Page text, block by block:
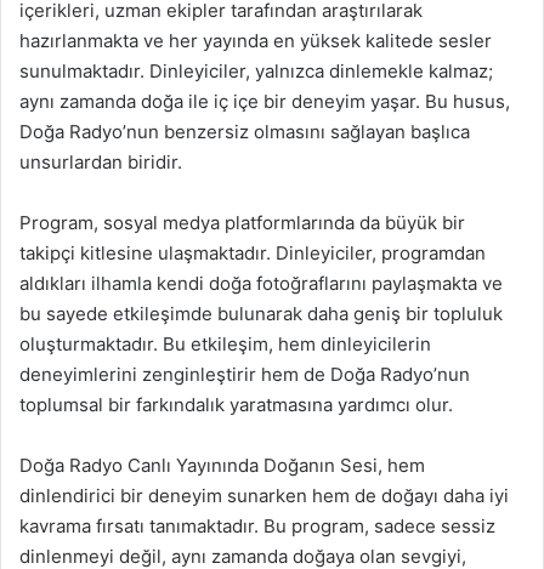
içerikleri, uzman ekipler tarafından araştırılarak
hazırlanmakta ve her yayında en yüksek kalitede sesler
sunulmaktadır. Dinleyiciler, yalnızca dinlemekle kalmaz;
aynı zamanda doğa ile iç içe bir deneyim yaşar. Bu husus,
Doğa Radyo’nun benzersiz olmasını sağlayan başlıca
unsurlardan biridir.
Program, sosyal medya platformlarında da büyük bir
takipçi kitlesine ulaşmaktadır. Dinleyiciler, programdan
aldıkları ilhamla kendi doğa fotoğraflarını paylaşmakta ve
bu sayede etkileşimde bulunarak daha geniş bir topluluk
oluşturmaktadır. Bu etkileşim, hem dinleyicilerin
deneyimlerini zenginleştirir hem de Doğa Radyo’nun
toplumsal bir farkındalık yaratmasına yardımcı olur.
Doğa Radyo Canlı Yayınında Doğanın Sesi, hem
dinlendirici bir deneyim sunarken hem de doğayı daha iyi
kavrama fırsatı tanımaktadır. Bu program, sadece sessiz
dinlenmeyi değil, aynı zamanda doğaya olan sevgiyi,